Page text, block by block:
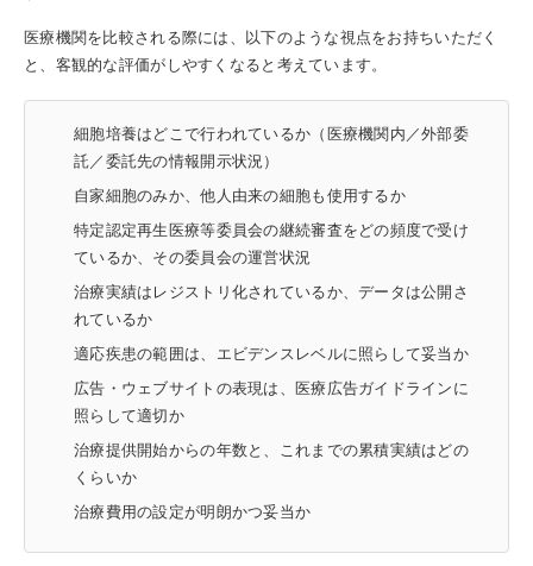
医療機関を比較される際には、以下のような視点をお持ちいただく
と、客観的な評価がしやすくなると考えています。
細胞培養はどこで行われているか（医療機関内／外部委
託／委託先の情報開示状況）
自家細胞のみか、他人由来の細胞も使用するか
特定認定再生医療等委員会の継続審査をどの頻度で受け
ているか、その委員会の運営状況
治療実績はレジストリ化されているか、データは公開さ
れているか
適応疾患の範囲は、エビデンスレベルに照らして妥当か
広告・ウェブサイトの表現は、医療広告ガイドラインに
照らして適切か
治療提供開始からの年数と、これまでの累積実績はどの
くらいか
治療費用の設定が明朗かつ妥当か